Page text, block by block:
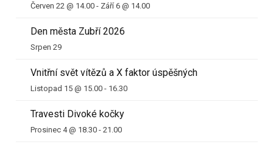
Červen 22 @ 14.00 - Září 6 @ 14.00
Den města Zubří 2026
Srpen 29
Vnitřní svět vítězů a X faktor úspěšných
Listopad 15 @ 15.00 - 16.30
Travesti Divoké kočky
Prosinec 4 @ 18.30 - 21.00